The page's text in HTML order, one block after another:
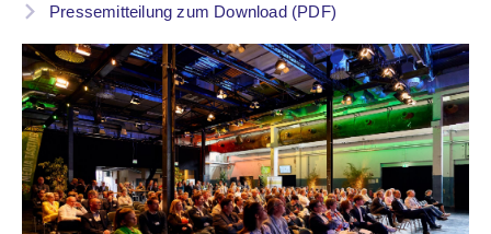
Pressemitteilung zum Download (PDF)